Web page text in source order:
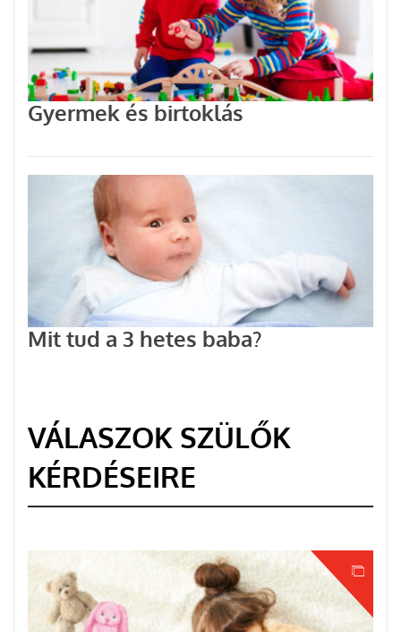
Gyermek és birtoklás
Mit tud a 3 hetes baba?
VÁLASZOK SZÜLŐK
KÉRDÉSEIRE